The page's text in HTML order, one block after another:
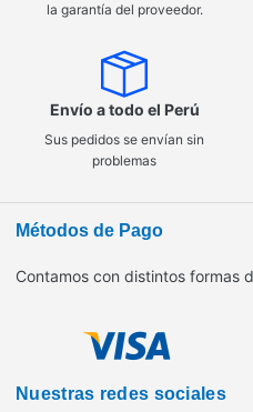
la garantía del proveedor.
Envío a todo el Perú
Sus pedidos se envían sin
problemas
Métodos de Pago
Contamos con distintos formas
Nuestras redes sociales